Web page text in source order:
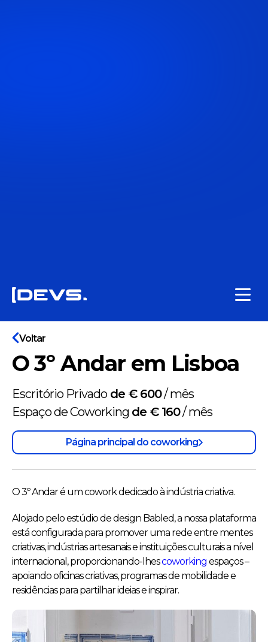
Voltar
O 3º Andar em Lisboa
Escritório Privadode € 600/mês
Espaço de Coworking de € 160/mês
Página principal do coworking
O 3º Andar é um cowork dedicado à indústria criativa.
Alojado pelo estúdio de design Babled, a nossa plataforma
está configurada para promover uma rede entre mentes
criativas, indústrias artesanais e instituições culturais a nível
internacional, proporcionando-lhescoworking espaços –
apoiando oficinas criativas, programas de mobilidade e
residências para partilhar ideias e inspirar.